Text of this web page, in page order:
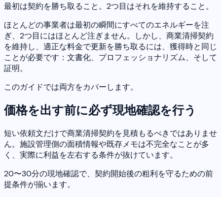
最初は契約を勝ち取ること。2つ目はそれを維持すること。
ほとんどの事業者は最初の瞬間にすべてのエネルギーを注
ぎ、2つ目にはほとんど注ぎません。しかし、商業清掃契約
を維持し、適正な料金で更新を勝ち取るには、獲得時と同じ
ことが必要です：文書化、プロフェッショナリズム、そして
証明。
このガイドでは両方をカバーします。
価格を出す前に必ず現地確認を行う
短い依頼文だけで商業清掃契約を見積もるべきではありませ
ん。施設管理側の面積情報や既存メモは不完全なことが多
く、実際に利益を左右する条件が抜けています。
20〜30分の現地確認で、契約開始後の粗利を守るための前
提条件が揃います。